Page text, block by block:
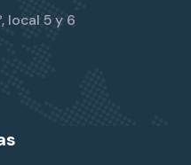
local 5 y 6